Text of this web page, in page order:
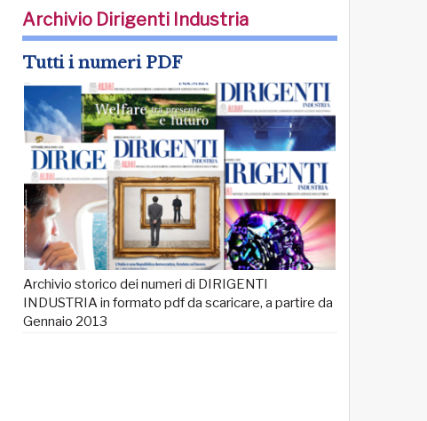
Archivio Dirigenti Industria
Tutti i numeri PDF
Archivio storico dei numeri di DIRIGENTI
INDUSTRIA in formato pdf da scaricare, a partire da
Gennaio 2013